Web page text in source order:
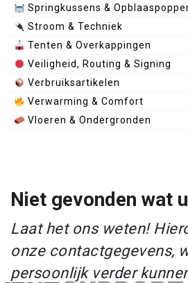
Springkussens &
Stroom & Techniek
Tenten & Overkappingen
Veiligheid, Routing & Signing
Verbruiksartikelen
Verwarming & Comfort
Vloeren & Ondergronden
Niet gevonden wat
Laat het ons weten!
onze contactgegevens,
persoonlijk verder